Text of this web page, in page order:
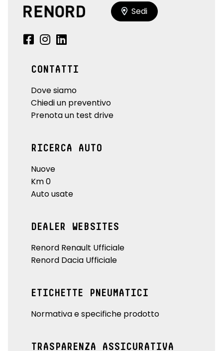
Sedi
CONTATTI
Dove siamo
Chiedi un preventivo
Prenota un test drive
RICERCA AUTO
Nuove
Km 0
Auto usate
DEALER WEBSITES
Renord Renault Ufficiale
Renord Dacia Ufficiale
ETICHETTE PNEUMATICI
Normativa e specifiche prodotto
TRASPARENZA ASSICURATIVA